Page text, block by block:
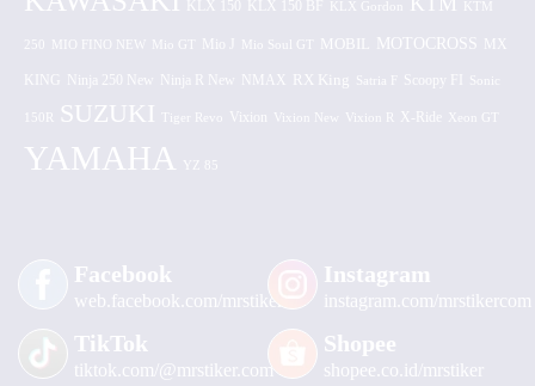
KLX 150 KLX 150 BF KLX Gordon KTM
250 MIO FINO NEW Mio GT Mio J Mio Soul GT MOBIL MOTOCROSS MX
KING Ninja 250 New Ninja R New NMAX RX King Satria F Scoopy FI Sonic
150R SUZUKI Tiger Revo Vixion Vixion New Vixion R X-Ride Xeon GT
YAMAHA YZ 85
Facebook
web.facebook.com/mrstiker
Instagram
instagram.com/mrstikercom
TikTok
tiktok.com/@mrstiker.com
Shopee
shopee.co.id/mrstiker